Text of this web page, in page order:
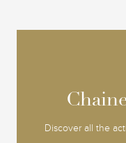
Discover all the